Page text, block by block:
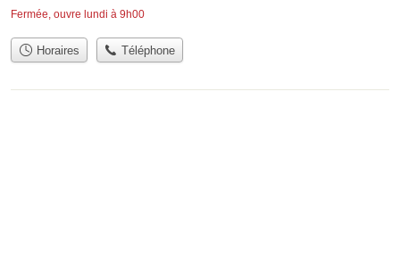
Fermée, ouvre lundi à 9h00
Horaires Téléphone